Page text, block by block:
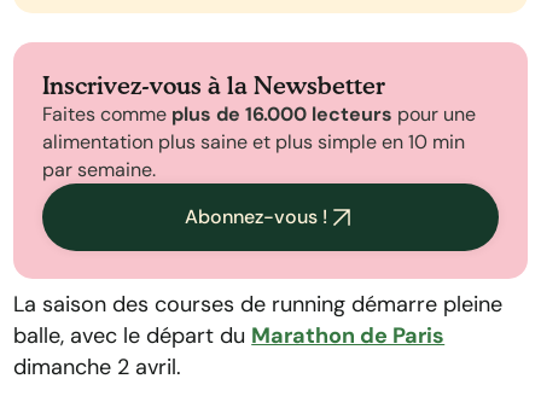
La saison des courses de running démarre pleine
balle, avec le départ du Marathon de Paris
dimanche 2 avril.
Inscrivez-vous à la Newsbetter
Faites comme plus de 16.000 lecteurs pour une
alimentation plus saine et plus simple en 10 min
par semaine.
Abonnez-vous !
1. Le statut nutritionnel se prépare 3/6/12 mois
Ce qui détermine votre performance, c’est
votre entrainement
Optimiser ses réserves de glycogène
Justement, le confort digestif, pourquoi et
Les quantités, ni trop, ni trop peu.
Des exemples de repas de la veille du